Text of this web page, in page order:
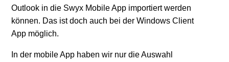
Outlook in die Swyx Mobile App importiert werden
können. Das ist doch auch bei der Windows Client
App möglich.
In der mobile App haben wir nur die Auswahl